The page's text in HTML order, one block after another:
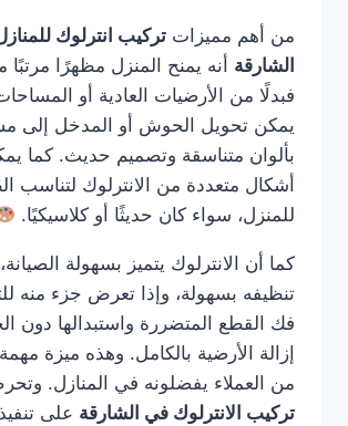
من أهم مميزات تركيب انترلوك
الشارقة أنه يمنح المنزل مظهرًا مرتبًا
فبدلًا من الأرضيات العادية أو المساحات
يمكن تحويل الحوش أو المدخل إلى
بألوان متناسقة وتصميم حديث. كما
أشكال متعددة من الانترلوك لتناسب
للمنزل، سواء كان حديثًا أو كلاسيكيًا.
كما أن الانترلوك يتميز بسهولة
تنظيفه بسهولة، وإذا تعرض جزء منه
فك القطع المتضررة واستبدالها دون
إزالة الأرضية بالكامل. وهذه ميزة
من العملاء يفضلونه في المنازل.
تركيب الانترلوك في الشارقة على